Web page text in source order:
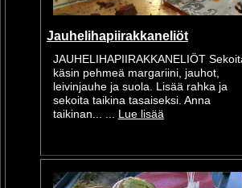
Jauhelihapiirakkaneliöt
JAUHELIHAPIIRAKKANELIÖT
käsin pehmeä margariini, jauhot,
leivinjauhe ja suola. Lisää rahka ja
sekoita taikina tasaiseksi. Anna
taikinan... ... Lue lisää